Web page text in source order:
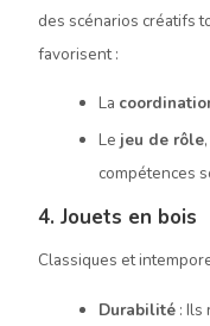
des scénarios créatifs
favorisent :
La
Le jeu de rôle
compétences
4. Jouets en bois
Classiques et
Durabilité : Ils